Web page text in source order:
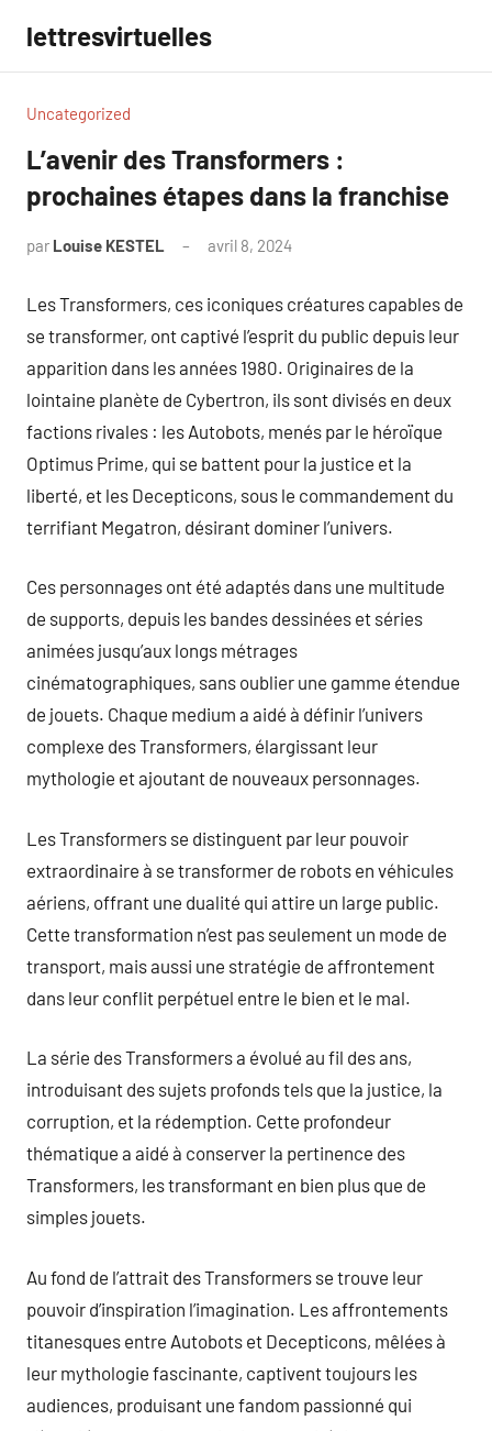
contenu
lettresvirtuelles
Uncategorized
L’avenir des Transformers :
prochaines étapes dans la franchise
par Louise KESTEL avril 8, 2024
Les Transformers, ces iconiques créatures capables de
se transformer, ont captivé l’esprit du public depuis leur
apparition dans les années 1980. Originaires de la
lointaine planète de Cybertron, ils sont divisés en deux
factions rivales : les Autobots, menés par le héroïque
Optimus Prime, qui se battent pour la justice et la
liberté, et les Decepticons, sous le commandement du
terrifiant Megatron, désirant dominer l’univers.
Ces personnages ont été adaptés dans une multitude
de supports, depuis les bandes dessinées et séries
animées jusqu’aux longs métrages
cinématographiques, sans oublier une gamme étendue
de jouets. Chaque medium a aidé à définir l’univers
complexe des Transformers, élargissant leur
mythologie et ajoutant de nouveaux personnages.
Les Transformers se distinguent par leur pouvoir
extraordinaire à se transformer de robots en véhicules
aériens, offrant une dualité qui attire un large public.
Cette transformation n’est pas seulement un mode de
transport, mais aussi une stratégie de affrontement
dans leur conflit perpétuel entre le bien et le mal.
La série des Transformers a évolué au fil des ans,
introduisant des sujets profonds tels que la justice, la
corruption, et la rédemption. Cette profondeur
thématique a aidé à conserver la pertinence des
Transformers, les transformant en bien plus que de
simples jouets.
Au fond de l’attrait des Transformers se trouve leur
pouvoir d’inspiration l’imagination. Les affrontements
titanesques entre Autobots et Decepticons, mêlées à
leur mythologie fascinante, captivent toujours les
audiences, produisant une fandom passionné qui